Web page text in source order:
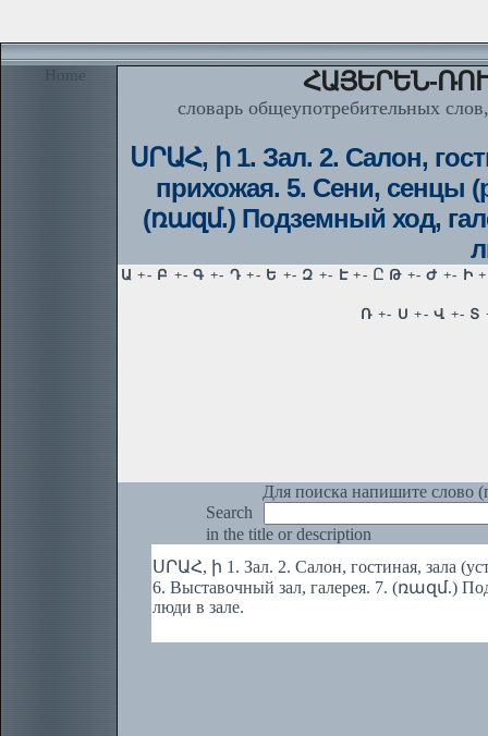
Home ՀԱՅԵՐԵՆ-
словарь общеупотребительных
ՍՐԱՀ, ի 1. Зал. 2. Салон,
прихожая. 5. Сени, сенцы
(ռազմ.) Подземный ход,
Для поиска напишите слово
Search
in the title or description
ՍՐԱՀ, ի 1. Зал. 2. Салон, гостиная, зала
6. Выставочный зал, галерея. 7. (ռազմ.)
люди в зале.